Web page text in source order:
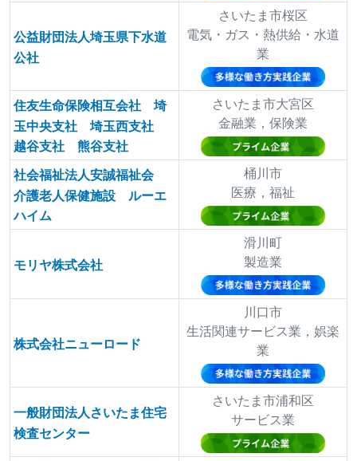
公益財団法人埼玉県下水道
公社
さいたま市桜区
電気・ガス・熱供給・水道
業
住友生命保険相互会社 埼
玉中央支社 埼玉西支社
越谷支社 熊谷支社
さいたま市大宮区
金融業，保険業
社会福祉法人安誠福祉会
介護老人保健施設 ルーエ
ハイム
桶川市
医療，福祉
モリヤ株式会社
滑川町
製造業
株式会社ニューロード
川口市
生活関連サービス業，娯楽
業
一般財団法人さいたま住宅
検査センター
さいたま市浦和区
サービス業